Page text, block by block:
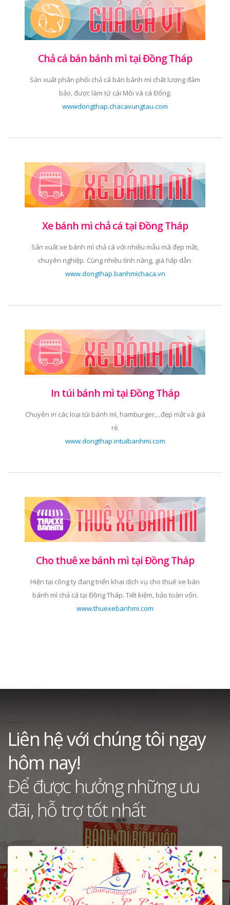
Chả cá bán bánh mì tại Đồng Tháp
Sản xuất phân phối chả cá bán bánh mì chất lượng đảm
bảo, được làm từ cái Mối và cá Đổng.
wwwdongthap.chacavungtau.com
Xe bánh mì chả cá tại Đồng Tháp
Sản xuất xe bánh mì chả cá với nhiều mẫu mã đẹp mắt,
chuyên nghiệp. Cùng nhiều tính năng, giá hấp dẫn.
www.dongthap.banhmichaca.vn
In túi bánh mì tại Đồng Tháp
Chuyên in các loại túi bánh mì, hamburger,...đẹp mắt và giá
rẻ.
www.dongthap.intuibanhmi.com
Cho thuê xe bánh mì tại Đồng Tháp
Hiện tại công ty đang triển khai dịch vụ cho thuê xe bán
bánh mì chả cá tại Đồng Tháp. Tiết kiệm, bảo toàn vốn.
www.thuexebanhmi.com
Liên hệ với chúng tôi ngay
hôm nay!
Để được hưởng những ưu
đãi, hỗ trợ tốt nhất